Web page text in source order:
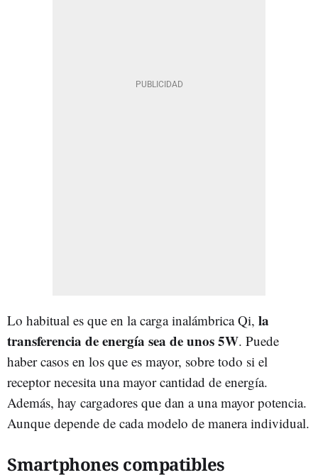
Lo habitual es que en la carga inalámbrica Qi, la
transferencia de energía sea de unos 5W. Puede
haber casos en los que es mayor, sobre todo si el
receptor necesita una mayor cantidad de energía.
Además, hay cargadores que dan a una mayor potencia.
Aunque depende de cada modelo de manera individual.
Smartphones compatibles